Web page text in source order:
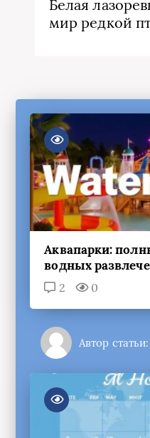
Белая
мир редкой
Аквапарки:
водных
2 0
Автор статьи: